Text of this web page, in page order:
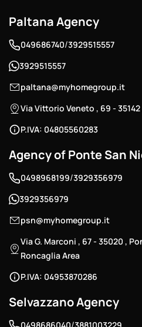
Paltana Agency
049686740/3929515557
3929515557
paltana@myhomegroup.it
Via Vittorio Veneto , 69 -
P.IVA: 04805560283
Agency of Ponte San
0498968199/3929356979
3929356979
psn@myhomegroup.it
Via G. Marconi , 67 - 35020 ,
Roncaglia Area
P.IVA: 04953870286
Selvazzano Agency